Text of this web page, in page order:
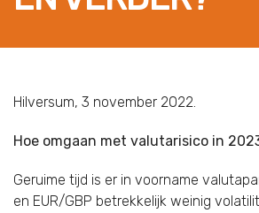
Hilversum, 3 november 2022.
Hoe omgaan met valutarisico in
Geruime tijd is er in voorname
en EUR/GBP betrekkelijk weinig